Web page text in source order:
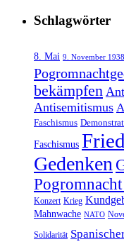
Schlagwörter
8. Mai 9. November 1938
bekämpfen
Antisemitismus
Faschismus
Faschismus
Gedenken
Konzert Krieg
Mahnwache NATO
Solidarität